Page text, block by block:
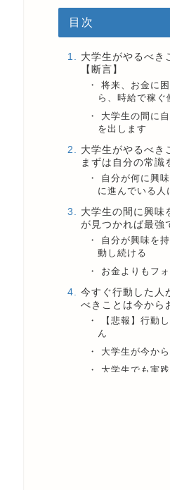
目次
大学生がやるべき
【断言】
将来、お金に
ら、時給で稼ぐ
大学生の間に
を出します
大学生がやるべき
まずは自分の常識
自分が何に興
に進んでいる人
大学生の間に興味
が見つかれば最強
自分が興味を
動し続ける
お金よりもフ
今すぐ行動した人
べきことは今から
【悲報】行動
ん
大学生が今か
大学生でも実